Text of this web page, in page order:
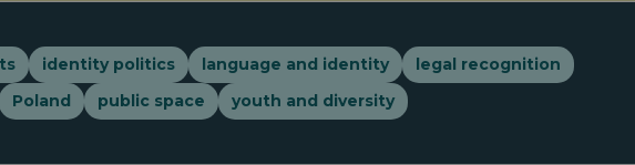
identity politics language and identity
legal recognition
Poland public space youth and diversity